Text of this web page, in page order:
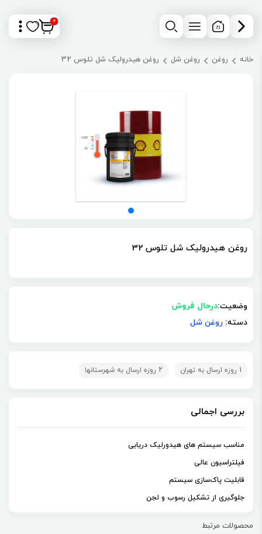
0
خانه روغن روغن شل روغن هیدرولیک شل تلوس 32
روغن هیدرولیک شل تلوس 32
وضعیت:درحال فروش
دسته: روغن شل
1 روزه ارسال به تهران 2 روزه ارسال به شهرستانها
بررسی اجمالی
مناسب سیستم های هیدورلیک دریایی
فیلتراسیون عالی
قابلیت پاک‌سازی سیستم
جلوگیری از تشکیل رسوب و لجن
محصولات مرتبط